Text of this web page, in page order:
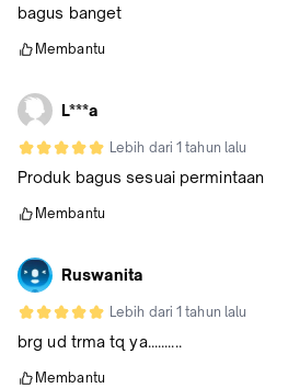
bagus banget
Membantu
L***a
Lebih dari 1 tahun lalu
Produk bagus sesuai permintaan
Membantu
Ruswanita
Lebih dari 1 tahun lalu
brg ud trma tq ya..........
Membantu